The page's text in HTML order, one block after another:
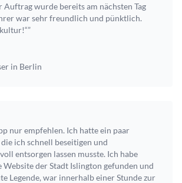
Auftrag wurde bereits am nächsten Tag
war sehr freundlich und pünktlich.
in Berlin
nur empfehlen. Ich hatte ein paar
ich schnell beseitigen und
entsorgen lassen musste. Ich habe
Website der Stadt Islington gefunden und
Legende, war innerhalb einer Stunde zur